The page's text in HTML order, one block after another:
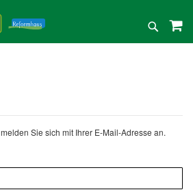
Suche
Sie sich mit Ihrer E-Mail-Adresse an.